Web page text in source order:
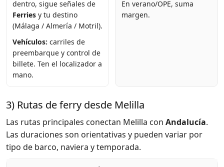
dentro, sigue señales de
Ferries y tu destino
(Málaga / Almería / Motril).
Vehículos: carriles de
preembarque y control de
billete. Ten el localizador a
mano.
En verano/OPE, suma
margen.
3) Rutas de ferry desde Melilla
Las rutas principales conectan Melilla con Andalucía.
Las duraciones son orientativas y pueden variar por
tipo de barco, naviera y temporada.